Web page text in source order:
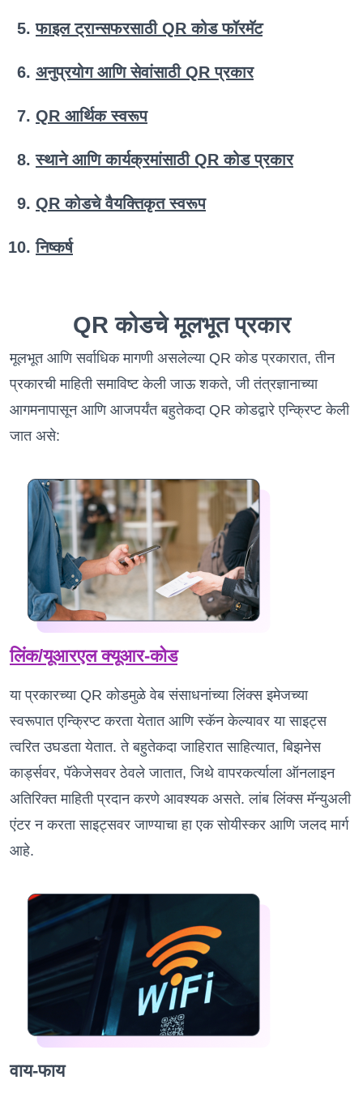
फाइल ट्रान्सफरसाठी QR कोड फॉरमॅट
अनुप्रयोग आणि सेवांसाठी QR प्रकार
QR आर्थिक स्वरूप
स्थाने आणि कार्यक्रमांसाठी QR कोड प्रकार
QR कोडचे वैयक्तिकृत स्वरूप
निष्कर्ष
QR कोडचे मूलभूत प्रकार
मूलभूत आणि सर्वाधिक मागणी असलेल्या QR कोड प्रकारात, तीन
प्रकारची माहिती समाविष्ट केली जाऊ शकते, जी तंत्रज्ञानाच्या
आगमनापासून आणि आजपर्यंत बहुतेकदा QR कोडद्वारे एन्क्रिप्ट केली
जात असे:
लिंक/यूआरएल क्यूआर-कोड
या प्रकारच्या QR कोडमुळे वेब संसाधनांच्या लिंक्स इमेजच्या
स्वरूपात एन्क्रिप्ट करता येतात आणि स्कॅन केल्यावर या साइट्स
त्वरित उघडता येतात. ते बहुतेकदा जाहिरात साहित्यात, बिझनेस
कार्ड्सवर, पॅकेजेसवर ठेवले जातात, जिथे वापरकर्त्याला ऑनलाइन
अतिरिक्त माहिती प्रदान करणे आवश्यक असते. लांब लिंक्स मॅन्युअली
एंटर न करता साइट्सवर जाण्याचा हा एक सोयीस्कर आणि जलद मार्ग
आहे.
वाय-फाय